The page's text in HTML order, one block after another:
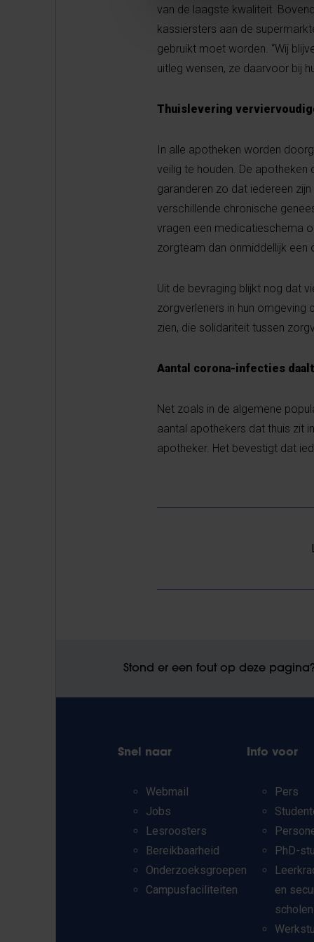
van de laagste kwaliteit.
kassiersters aan de
gebruikt moet worden. “Wij
uitleg wensen, ze daarvoor bij
Thuislevering
In alle apotheken worden
veilig te houden. De apotheken
garanderen zo dat iedereen
verschillende chronische
vragen een medicatieschema
zorgteam dan onmiddellijk een
Uit de bevraging blijkt nog dat
zorgverleners in hun
zien, die solidariteit tussen
Aantal corona-infecties daalt
Net zoals in de algemene
aantal apothekers dat thuis zit
apotheker. Het bevestigt dat
Stond er een fout op deze
Snel naar
Webmail
Jobs
Lesroosters
Bereikbaarheid
Onderzoeksgroepen
Campusfaciliteiten
Info voor
Pers
PhD-
en
scholen